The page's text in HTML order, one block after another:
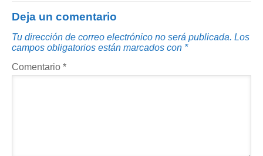
Deja un comentario
Tu dirección de correo electrónico no será publicada. Los
campos obligatorios están marcados con *
Comentario *